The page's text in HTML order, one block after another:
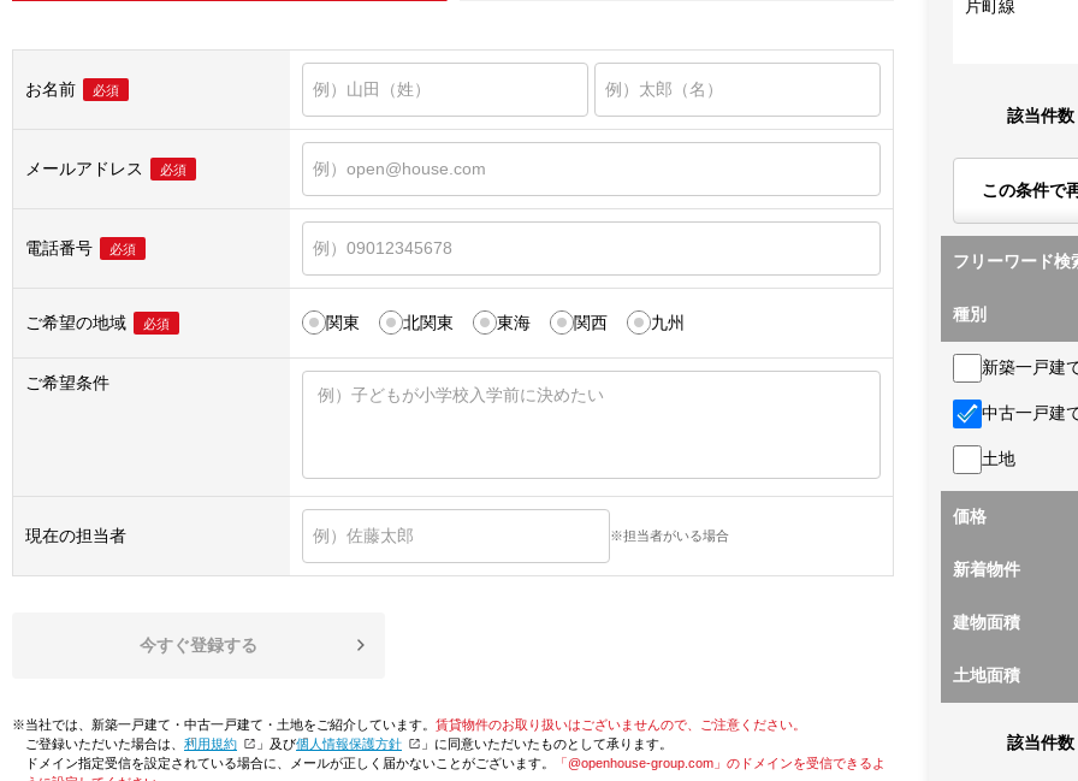
お名前 必須
メールアドレス 必須
電話番号 必須
ご希望の地域 必須 関東 北関東 東海 関西 九州
ご希望条件
現在の担当者 ※担当者がいる場合
今すぐ登録する
※当社では、新築一戸建て・中古一戸建て・土地をご紹介しています。 賃貸物件のお取り扱いはございませんので、ご注意ください。
ご登録いただいた場合は、「利用規約 」及び「個人情報保護方針
」に同意いただいたものとして承ります。
ドメイン指定受信を設定されている場合に、メールが正しく届かないことがございます。
「@openhouse-group.com」のドメインを受信できるよ
片町線
該当件数
この条件で
フリーワード検
種別
新築一戸建
中古一戸建
土地
価格
新着物件
建物面積
土地面積
該当件数